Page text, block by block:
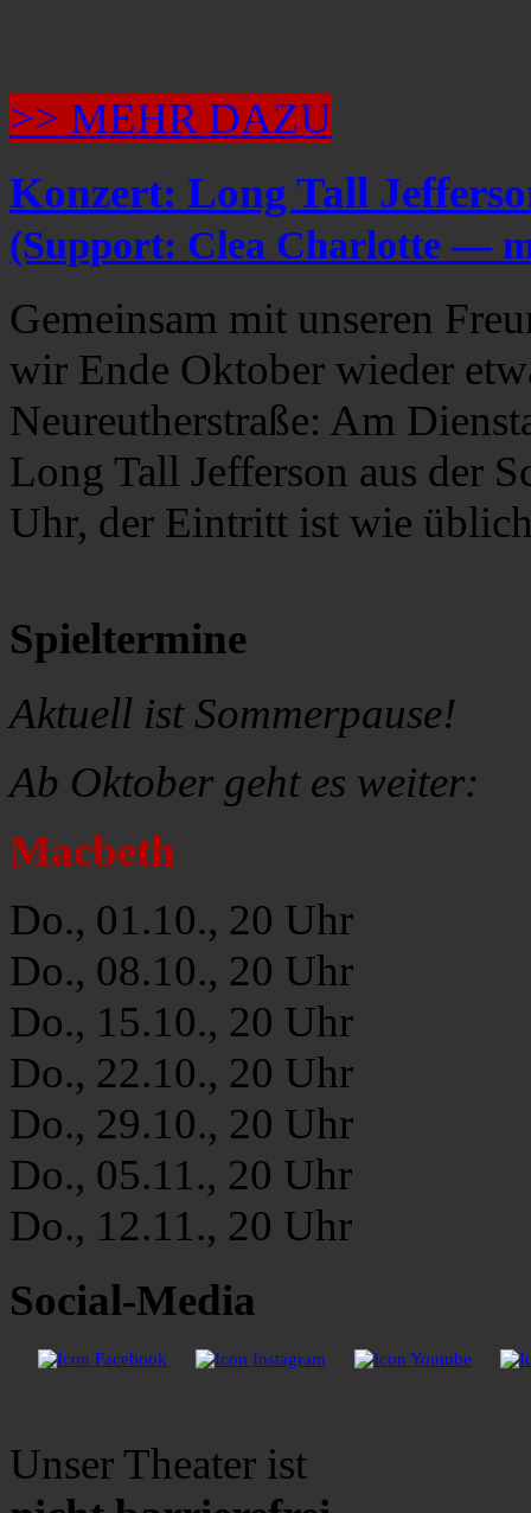
>> MEHR DAZU
Konzert: Long Tall
(Support: Clea Charlotte —
Gemeinsam mit unseren
wir Ende Oktober wieder
Neureutherstraße: Am
Long Tall Jefferson aus der
Uhr, der Eintritt ist wie
Spieltermine
Aktuell ist Sommerpause!
Ab Oktober geht es weiter:
Macbeth
Do., 01.10., 20 Uhr
Do., 08.10., 20 Uhr
Do., 15.10., 20 Uhr
Do., 22.10., 20 Uhr
Do., 29.10., 20 Uhr
Do., 05.11., 20 Uhr
Do., 12.11., 20 Uhr
Social-Media
Unser Theater ist